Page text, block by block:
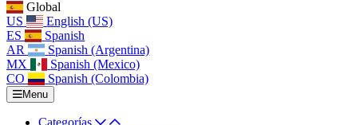
Global
US
English (US)
ES
Spanish
AR
Spanish (Argentina)
MX
Spanish (Mexico)
CO
Spanish (Colombia)
Menu
Categorías